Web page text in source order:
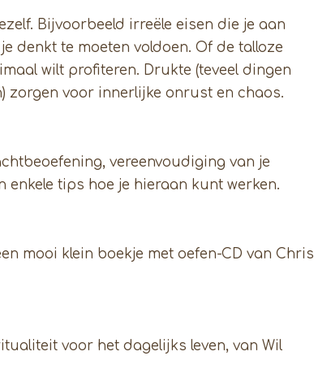
Bijvoorbeeld irreële eisen die je aan
denkt te moeten voldoen. Of de talloze
wilt profiteren. Drukte (teveel dingen
zorgen voor innerlijke onrust en chaos.
vereenvoudiging van je
tips hoe je hieraan kunt werken.
mooi klein boekje met oefen-CD van Chris
voor het dagelijks leven, van Wil